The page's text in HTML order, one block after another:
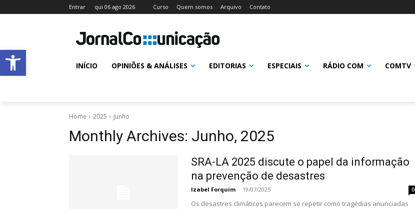
Abrir a barra de ferramentas
Entrar qui 06 ago 2026 Curso Quem somos Arquivo Contato
INÍCIO OPINIÕES & ANÁLISES EDITORIAS ESPECIAIS RÁDIO COM COMTV
Home 2025 Junho
Monthly Archives: Junho, 2025
SRA-LA 2025 discute o papel da informação
na prevenção de desastres
Izabel Forquim - 19/07/2025 0
Os desastres climáticos parecem se repetir como tragédias anunciadas